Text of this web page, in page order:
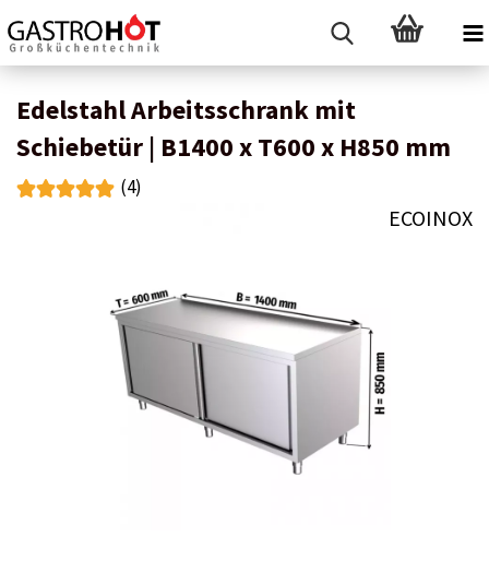
Edelstahl Arbeitsschrank mit
Schiebetür | B1400 x T600 x H850 mm
(4)
ECOINOX